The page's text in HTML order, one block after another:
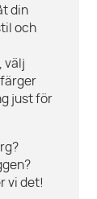
din
och
välj
just för
vi det!